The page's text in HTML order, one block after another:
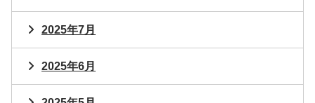
2025年7月
2025年6月